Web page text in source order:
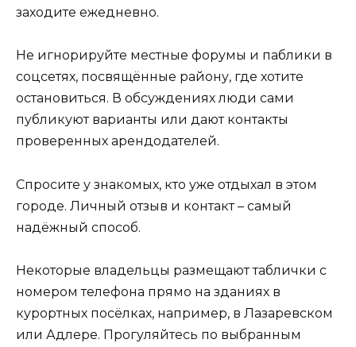
заходите ежедневно.
Не игнорируйте местные форумы и паблики в
соцсетях, посвящённые району, где хотите
остановиться. В обсуждениях люди сами
публикуют варианты или дают контакты
проверенных арендодателей.
Спросите у знакомых, кто уже отдыхал в этом
городе. Личный отзыв и контакт – самый
надёжный способ.
Некоторые владельцы размещают таблички с
номером телефона прямо на зданиях в
курортных посёлках, например, в Лазаревском
или Адлере. Прогуляйтесь по выбранным